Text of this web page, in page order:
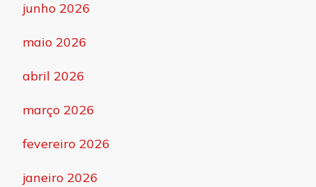
junho 2026
maio 2026
abril 2026
março 2026
fevereiro 2026
janeiro 2026